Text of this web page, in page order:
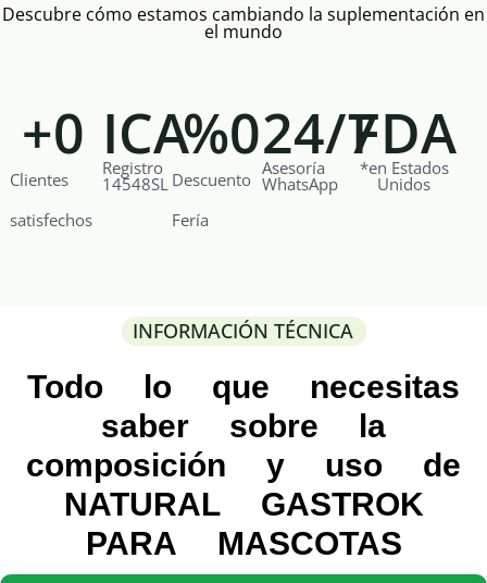
Descubre cómo estamos cambiando la suplementación en
el mundo
Clientes
satisfechos
+0 ICA
Registro
14548SL Descuento
Fería
%024/7
Asesoría
WhatsApp
FDA
*en Estados
Unidos
INFORMACIÓN TÉCNICA
Todo lo que necesitas
saber sobre la
composición y uso de
NATURAL GASTROK
PARA MASCOTAS